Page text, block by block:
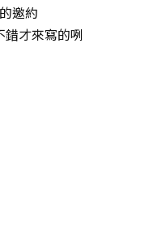
的邀約
才來寫的咧